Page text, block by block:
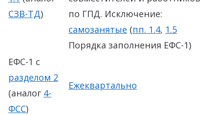
СЗВ-ТД)
по ГПД. Исключение:
самозанятые (пп. 1.4, 1.5
Порядка заполнения ЕФС-1)
ЕФС-1 с
разделом 2
(аналог 4-
ФСС)
Ежеквартально